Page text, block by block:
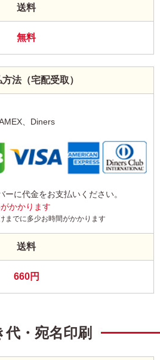
送料
無料
法（宅配受取）
、Diners
に代金をお支払いください。
かかります
までに多少お時間がかかります
送料
660円
代・宛名印刷